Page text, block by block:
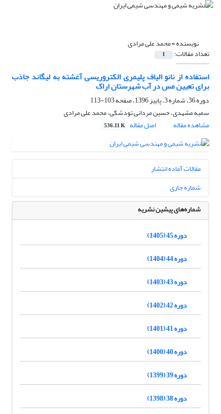
نویسنده =محمد علی مرادی
تعداد مقالات: 1
استفاده از نانو الیاف پلیمری الکتروریسی آغشته به لیگاند جاذب
برای تعیین مس در آب شهرستان اراک
دوره 36، شماره 3، پاییز 1396، صفحه
103-113
سمیه مشهدی، حسین مردانی تودشکی، محمد علی مرادی
مشاهده مقاله
اصل مقاله 536.11 K
مقالات آماده انتشار
شماره جاری
شماره‌های پیشین نشریه
دوره 45 (1405)
دوره 44 (1404)
دوره 43 (1403)
دوره 42 (1402)
دوره 41 (1401)
دوره 40 (1400)
دوره 39 (1399)
دوره 38 (1398)